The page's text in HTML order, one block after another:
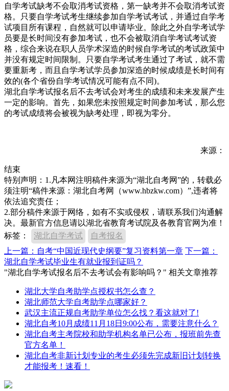
自学考试缺考不会取消考试资格，第一缺考并不会取消考试资
格。只要自学考试考生继续参加自学考试考试，并通过自学考
试项目所有课程，自然就可以申请毕业。除此之外自学考试学
员要是长时间没有参加考试，也不会被取消自学考试考试资
格，综合来说在职人员学术深造的时候自学考试的考试政策中
并没有规定时间限制。只要自学考试考生通过了考试，就不需
要重新考，而且自学考试学员参加深造的时候成绩是长时间有
效的(各个省份自学考试情况可能有点不同)。
湖北自学考试报名后不去考试会对考生的成绩和未来发展产生
一定的影响。首先，如果您未按照规定时间参加考试，那么您
的考试成绩将会被视为缺考处理，即视为零分。
来源：
结束
特别声明：1.凡本网注明稿件来源为“湖北自考网”的，转载必
须注明“稿件来源：湖北自考网（www.hbzkw.com）”,违者将
依法追究责任；
2.部分稿件来源于网络，如有不实或侵权，请联系我们沟通解
决。最新官方信息请以湖北省教育考试院及各教育官网为准！
标签：
湖北自学考试
自考报名
上一篇：自考“中国近现代史纲要”复习资料第一章 下一篇：
湖北自学考试毕业生有就业报到证吗？
"湖北自学考试报名后不去考试会有影响吗？" 相关文章推荐
湖北大学自考助学点授权书怎么查？
湖北师范大学自考助学点哪家好？
武汉主流正规自考助学单位怎么找？看这就对了!
湖北自考10月成绩11月18日9:00公布，需要注意什么？
湖北自考主考院校和助学机构名单已公布，报班前先查
官方名单！
湖北自考非新计划专业的考生必须先完成新旧计划转换
才能报考！速看！